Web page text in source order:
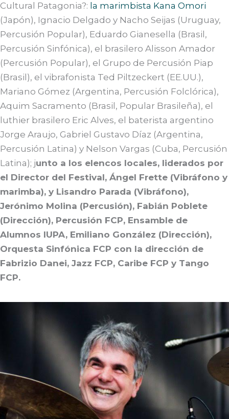
Cultural Patagonia?: la marimbista Kana Omori
(Japón), Ignacio Delgado y Nacho Seijas (Uruguay,
Percusión Popular), Eduardo Gianesella (Brasil,
Percusión Sinfónica), el brasilero Alisson Amador
(Percusión Popular), el Grupo de Percusión Piap
(Brasil), el vibrafonista Ted Piltzeckert (EE.UU.),
Mariano Gómez (Argentina, Percusión Folclórica),
Aquim Sacramento (Brasil, Popular Brasileña), el
luthier brasilero Eric Alves, el baterista argentino
Jorge Araujo, Gabriel Gustavo Díaz (Argentina,
Percusión Latina) y Nelson Vargas (Cuba, Percusión
Latina); junto a los elencos locales, liderados por
el Director del Festival, Ángel Frette (Vibráfono y
marimba), y Lisandro Parada (Vibráfono),
Jerónimo Molina (Percusión), Fabián Poblete
(Dirección), Percusión FCP, Ensamble de
Alumnos IUPA, Emiliano González (Dirección),
Orquesta Sinfónica FCP con la dirección de
Fabrizio Danei, Jazz FCP, Caribe FCP y Tango
FCP.